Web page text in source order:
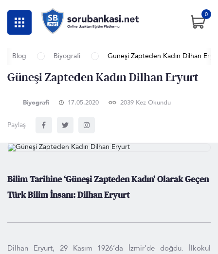
0
Blog Biyografi Güneşi Zapteden Kadın Dilhan
Güneşi Zapteden Kadın Dilhan Eryurt
Biyografi 17.05.2020 2039 Kez Okundu
Paylaş
Bilim Tarihine ‘Güneşi Zapteden Kadın’ Olarak Geçen
Türk Bilim İnsanı: Dilhan Eryurt
Dilhan Eryurt, 29 Kasım 1926’da İzmir’de doğdu. İlkokul